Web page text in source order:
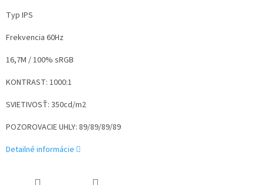
Typ IPS
Frekvencia 60Hz
16,7M / 100% sRGB
KONTRAST: 1000:1
SVIETIVOSŤ: 350cd/m2
POZOROVACIE UHLY: 89/89/89/89
Detailné informácie